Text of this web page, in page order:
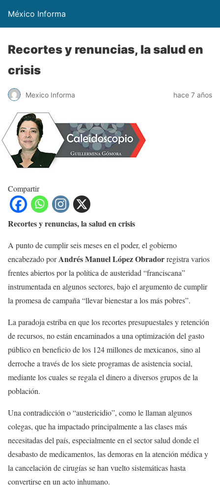
México Informa
Recortes y renuncias, la salud en
crisis
Mexico Informa hace 7 años
Compartir
Recortes y renuncias, la salud en crisis
A punto de cumplir seis meses en el poder, el gobierno
encabezado porAndrés Manuel López Obradorregistra varios
frentes abiertos por la política de austeridad “franciscana”
instrumentada en algunos sectores, bajo el argumento de cumplir
la promesa de campaña “llevar bienestar a los más pobres”.
La paradoja estriba en que los recortes presupuestales y retención
de recursos, no están encaminados a una optimización del gasto
público en beneficio de los 124 millones de mexicanos, sino al
derroche a través de los siete programas de asistencia social,
mediante los cuales se regala el dinero a diversos grupos de la
población.
Una contradicción o “austericidio”, como le llaman algunos
colegas, que ha impactado principalmente a las clases más
necesitadas del país, especialmente en el sector salud donde el
desabasto de medicamentos, las demoras en la atención médica y
la cancelación de cirugías se han vuelto sistemáticas hasta
convertirse en un acto inhumano.